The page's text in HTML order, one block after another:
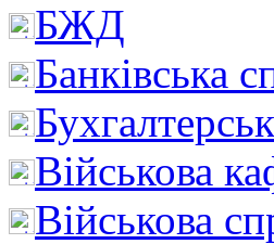
БЖД
Банківська
Військова
Військова